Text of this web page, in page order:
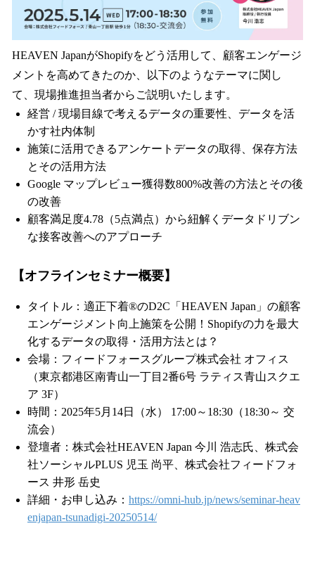
HEAVEN JapanがShopifyをどう活用して、顧客エンゲージ
メントを高めてきたのか、以下のようなテーマに関し
て、現場推進担当者からご説明いたします。
経営 / 現場目線で考えるデータの重要性、データを活
かす社内体制
施策に活用できるアンケートデータの取得、保存方法
とその活用方法
Google マップレビュー獲得数800%改善の方法とその後
の改善
顧客満足度4.78（5点満点）から紐解くデータドリブン
な接客改善へのアプローチ
【オフラインセミナー概要】
タイトル：適正下着®のD2C「HEAVEN Japan」の顧客
エンゲージメント向上施策を公開！Shopifyの力を最大
化するデータの取得・活用方法とは？
会場：フィードフォースグループ株式会社 オフィス
（東京都港区南青山一丁目2番6号 ラティス青山スクエ
ア 3F）
時間：2025年5月14日（水） 17:00～18:30（18:30～ 交
流会）
登壇者：株式会社HEAVEN Japan 今川 浩志氏、株式会
社ソーシャルPLUS 児玉 尚平、株式会社フィードフォ
ース 井形 岳史
詳細・お申し込み： https://omni-hub.jp/news/seminar-heav
enjapan-tsunadigi-20250514/